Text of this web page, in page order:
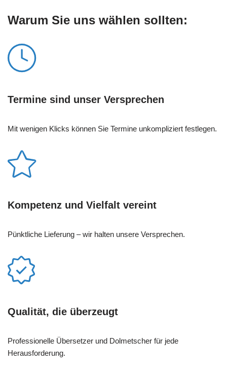
Warum Sie uns wählen sollten:
Termine sind unser Versprechen
Mit wenigen Klicks können Sie Termine unkompliziert festlegen.
Kompetenz und Vielfalt vereint
Pünktliche Lieferung – wir halten unsere Versprechen.
Qualität, die überzeugt
Professionelle Übersetzer und Dolmetscher für jede
Herausforderung.